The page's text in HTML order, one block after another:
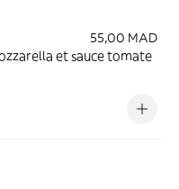
55,00 MAD
et sauce tomate